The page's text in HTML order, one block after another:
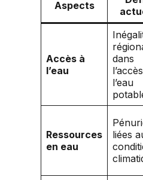
Aspects
Accès à
l’eau
dans
l’eau
Ressources
en eau
liées